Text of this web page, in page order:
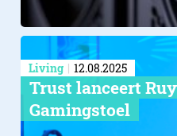
Living 12.08.2025
Trust lanceert
Gamingstoel